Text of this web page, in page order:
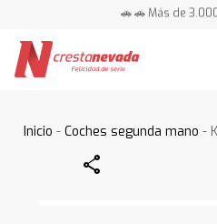
🚗 🚗 Más de
Inicio -Coches segunda mano -
Share